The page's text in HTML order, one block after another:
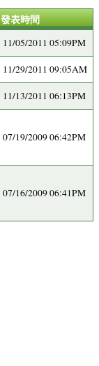
發表時間
11/05/2011 05:09PM
11/29/2011 09:05AM
11/13/2011 06:13PM
07/19/2009 06:42PM
07/16/2009 06:41PM